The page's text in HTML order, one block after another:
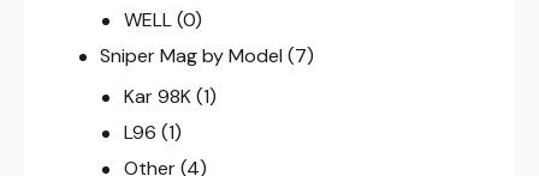
WELL (0)
Sniper Mag by Model (7)
Kar 98K (1)
L96 (1)
Other (4)